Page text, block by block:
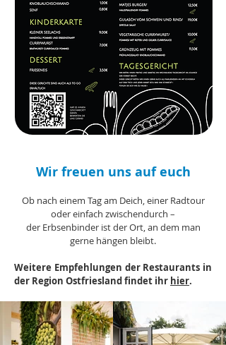
Wir freuen uns auf euch
Ob nach einem Tag am Deich, einer Radtour
oder einfach zwischendurch –
der Erbsenbinder ist der Ort, an dem man
gerne hängen bleibt.
Weitere Empfehlungen der Restaurants in
der Region Ostfriesland findet ihr hier.